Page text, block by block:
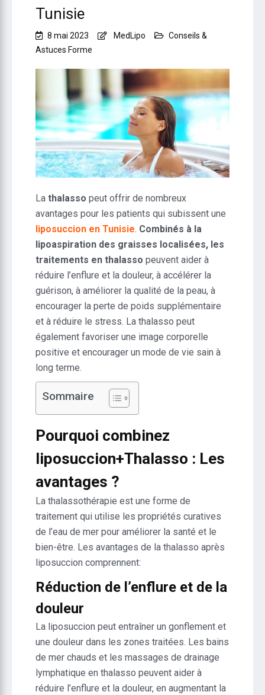
Tunisie
8 mai 2023 MedLipo
Conseils &
Astuces Forme
La thalasso peut offrir de nombreux
avantages pour les patients qui subissent une
liposuccion en Tunisie. Combinés à la
lipoaspiration des graisses localisées, les
traitements en thalasso peuvent aider à
réduire l’enflure et la douleur, à accélérer la
guérison, à améliorer la qualité de la peau, à
encourager la perte de poids supplémentaire
et à réduire le stress. La thalasso peut
également favoriser une image corporelle
positive et encourager un mode de vie sain à
long terme.
Sommaire
Pourquoi combinez
liposuccion+Thalasso : Les
avantages ?
La thalassothérapie est une forme de
traitement qui utilise les propriétés curatives
de l’eau de mer pour améliorer la santé et le
bien-être. Les avantages de la thalasso après
liposuccion comprennent:
Réduction de l’enflure et de la
douleur
La liposuccion peut entraîner un gonflement et
une douleur dans les zones traitées. Les bains
de mer chauds et les massages de drainage
lymphatique en thalasso peuvent aider à
réduire l’enflure et la douleur, en augmentant la